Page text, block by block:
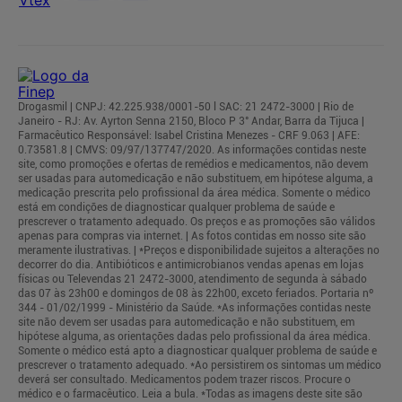
Drogasmil | CNPJ: 42.225.938/0001-50 l SAC: 21 2472-3000 | Rio de
Janeiro - RJ: Av. Ayrton Senna 2150, Bloco P 3° Andar, Barra da Tijuca |
Farmacêutico Responsável: Isabel Cristina Menezes - CRF 9.063 | AFE:
0.73581.8 | CMVS: 09/97/137747/2020. As informações contidas neste
site, como promoções e ofertas de remédios e medicamentos, não devem
ser usadas para automedicação e não substituem, em hipótese alguma, a
medicação prescrita pelo profissional da área médica. Somente o médico
está em condições de diagnosticar qualquer problema de saúde e
prescrever o tratamento adequado. Os preços e as promoções são válidos
apenas para compras via internet. | As fotos contidas em nosso site são
meramente ilustrativas. | *Preços e disponibilidade sujeitos a alterações no
decorrer do dia. Antibióticos e antimicrobianos vendas apenas em lojas
físicas ou Televendas 21 2472-3000, atendimento de segunda à sábado
das 07 às 23h00 e domingos de 08 às 22h00, exceto feriados. Portaria nº
344 - 01/02/1999 - Ministério da Saúde. *As informações contidas neste
site não devem ser usadas para automedicação e não substituem, em
hipótese alguma, as orientações dadas pelo profissional da área médica.
Somente o médico está apto a diagnosticar qualquer problema de saúde e
prescrever o tratamento adequado. *Ao persistirem os sintomas um médico
deverá ser consultado. Medicamentos podem trazer riscos. Procure o
médico e o farmacêutico. Leia a bula. *Todas as imagens deste site são